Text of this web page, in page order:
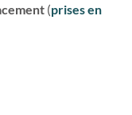
(prises en